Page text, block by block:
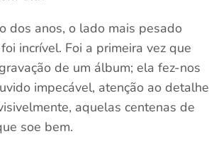
dos anos, o lado mais pesado
incrível. Foi a primeira vez que
de um álbum; ela fez-nos
impecável, atenção ao detalhe
aquelas centenas de
soe bem.